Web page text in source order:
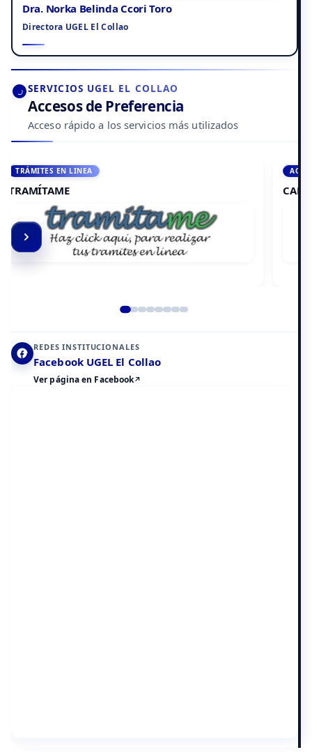
Dra. Norka Belinda Ccori Toro
Directora UGEL El Collao
SERVICIOS UGEL EL COLLAO
Accesos de Preferencia
Acceso rápido a los servicios más utilizados
ACCEDE A AULA VIRTUAL
CAMPUS VIRTUAL
REDES INSTITUCIONALES
Facebook UGEL El Collao
Ver página en Facebook